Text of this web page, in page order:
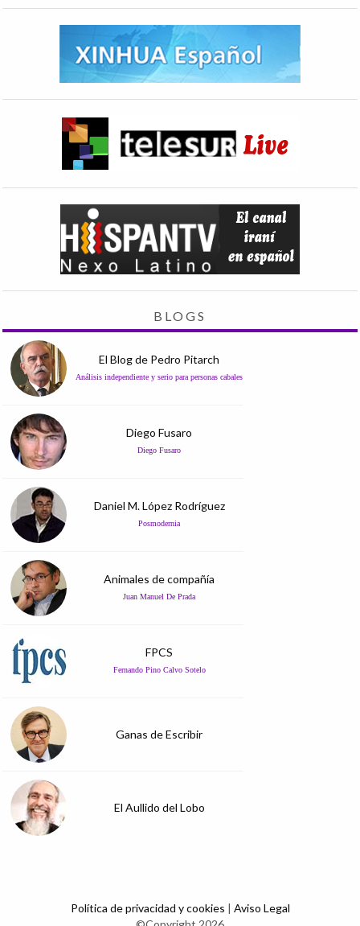
BLOGS
El Blog de Pedro Pitarch
Análisis independiente y serio para personas cabales
Diego Fusaro
Diego Fusaro
Daniel M. López Rodríguez
Posmodernia
Animales de compañía
Juan Manuel De Prada
FPCS
Fernando Pino Calvo Sotelo
Ganas de Escribir
El Aullido del Lobo
Política de privacidad y cookies | Aviso Legal